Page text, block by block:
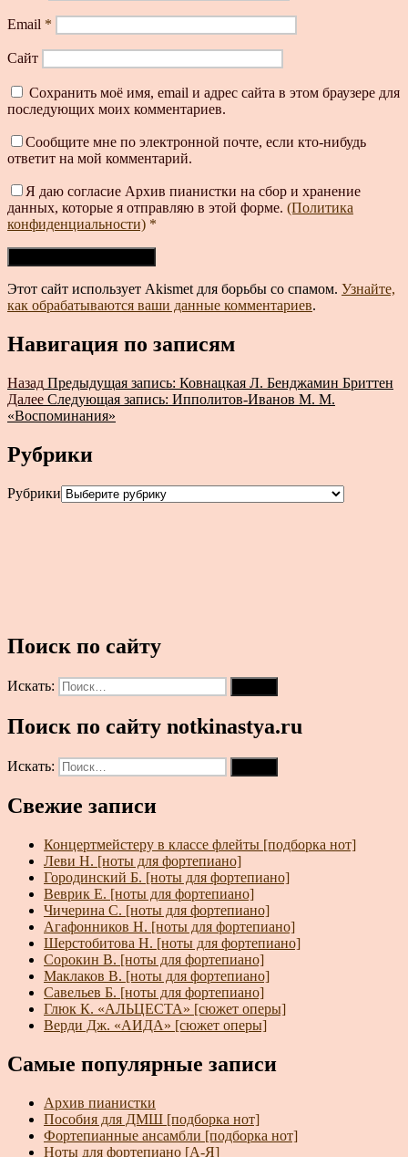
Email *
Сайт
Сохранить моё имя, email и адрес сайта в этом браузере для
последующих моих комментариев.
Сообщите мне по электронной почте, если кто-нибудь
ответит на мой комментарий.
Я даю согласие Архив пианистки на сбор и хранение
данных, которые я отправляю в этой форме. (Политика
конфиденциальности) *
Этот сайт использует Akismet для борьбы со спамом. Узнайте,
как обрабатываются ваши данные комментариев.
Навигация по записям
Назад Предыдущая запись: Ковнацкая Л. Бенджамин Бриттен
Далее Следующая запись: Ипполитов-Иванов М. М.
«Воспоминания»
Рубрики
Рубрики
Поиск по сайту
Искать:
Поиск по сайту notkinastya.ru
Искать:
Свежие записи
Концертмейстеру в классе флейты [подборка нот]
Леви Н. [ноты для фортепиано]
Городинский Б. [ноты для фортепиано]
Веврик Е. [ноты для фортепиано]
Чичерина С. [ноты для фортепиано]
Агафонников Н. [ноты для фортепиано]
Шерстобитова Н. [ноты для фортепиано]
Сорокин В. [ноты для фортепиано]
Маклаков В. [ноты для фортепиано]
Савельев Б. [ноты для фортепиано]
Глюк К. «АЛЬЦЕСТА» [сюжет оперы]
Верди Дж. «АИДА» [сюжет оперы]
Самые популярные записи
Архив пианистки
Пособия для ДМШ [подборка нот]
Фортепианные ансамбли [подборка нот]
Ноты для фортепиано [А-Я]